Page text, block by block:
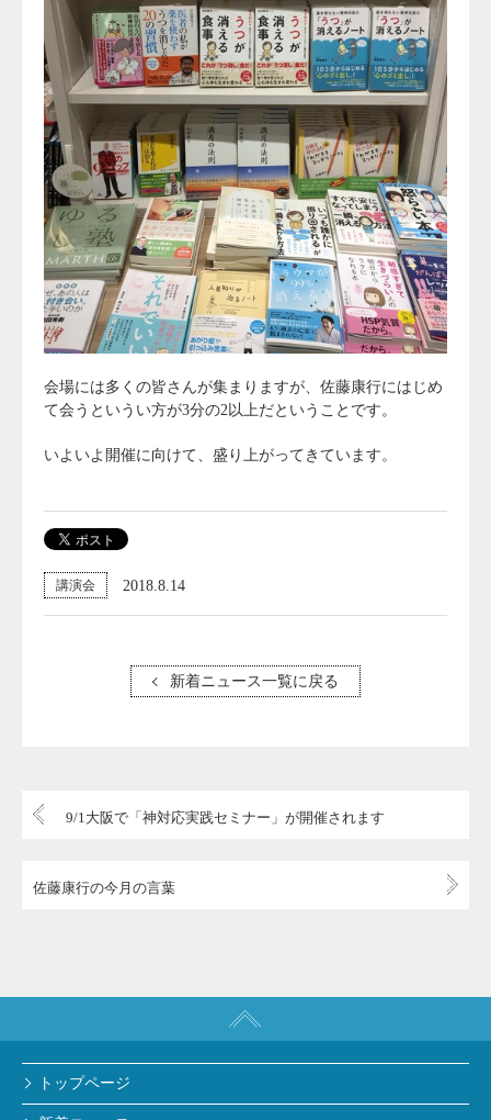
会場には多くの皆さんが集まりますが、佐藤康行にはじめ
て会うというい方が3分の2以上だということです。
いよいよ開催に向けて、盛り上がってきています。
講演会 2018.8.14
新着ニュース一覧に戻る
9/1大阪で「神対応実践セミナー」が開催されます
佐藤康行の今月の言葉
トップページ